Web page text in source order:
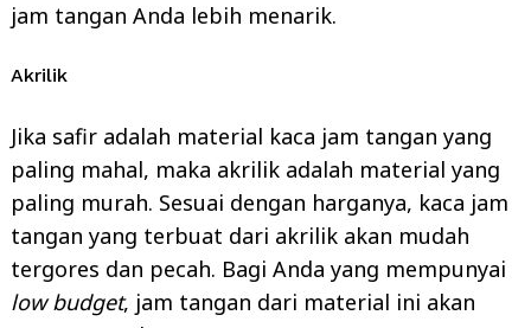
jam tangan Anda lebih menarik.
Akrilik
Jika safir adalah material kaca jam tangan yang
paling mahal, maka akrilik adalah material yang
paling murah. Sesuai dengan harganya, kaca jam
tangan yang terbuat dari akrilik akan mudah
tergores dan pecah. Bagi Anda yang mempunyai
low budget, jam tangan dari material ini akan